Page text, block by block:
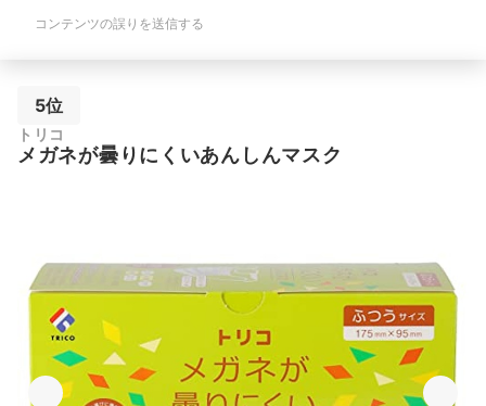
コンテンツの誤りを送信する
5位
トリコ
メガネが曇りにくいあんしんマスク